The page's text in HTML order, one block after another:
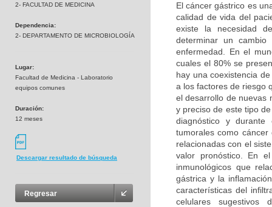
2- FACULTAD DE MEDICINA
Dependencia:
2- DEPARTAMENTO DE MICROBIOLOGÍA
Lugar:
Facultad de Medicina - Laboratorio
equipos comunes
Duración:
12 meses
Descargar resultado de búsqueda
Regresar
El cáncer gástrico es
calidad de vida del
existe la necesidad
determinar un
enfermedad. En el
cuales el 80% se
hay una coexistencia
a los factores de riesgo
el desarrollo de nuevas
y preciso de este tipo
diagnóstico y durante
tumorales como
relacionadas con el
valor pronóstico. En
inmunológicos que
gástrica y la
características del
celulares sugestivos